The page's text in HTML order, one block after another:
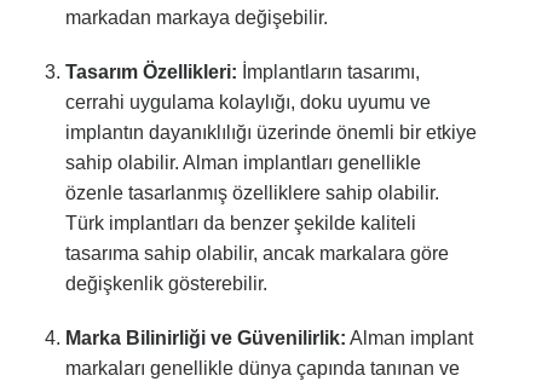
markadan markaya değişebilir.
Tasarım Özellikleri: İmplantların tasarımı,
cerrahi uygulama kolaylığı, doku uyumu ve
implantın dayanıklılığı üzerinde önemli bir etkiye
sahip olabilir. Alman implantları genellikle
özenle tasarlanmış özelliklere sahip olabilir.
Türk implantları da benzer şekilde kaliteli
tasarıma sahip olabilir, ancak markalara göre
değişkenlik gösterebilir.
Marka Bilinirliği ve Güvenilirlik: Alman implant
markaları genellikle dünya çapında tanınan ve